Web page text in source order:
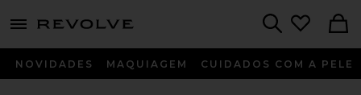
menu - shows more content
NOVIDADES MAQUIAGEM CUIDADOS COM A PELE